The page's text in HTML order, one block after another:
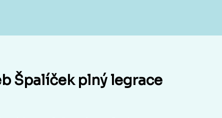
Špalíček plný legrace